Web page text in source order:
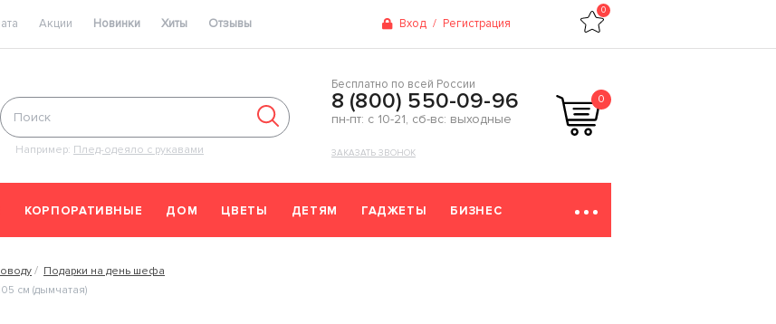
Акции Новинки Хиты Отзывы Вход / Регистрация
0
Например: Плед-одеяло с рукавами
Бесплатно по всей России
8 (800) 550-09-96
пн-пт: с 10-21, сб-вс: выходные
ЗАКАЗАТЬ ЗВОНОК
0
КОРПОРАТИВНЫЕ ДОМ ЦВЕТЫ ДЕТЯМ ГАДЖЕТЫ БИЗНЕС
Подарки на день шефа
см (дымчатая)